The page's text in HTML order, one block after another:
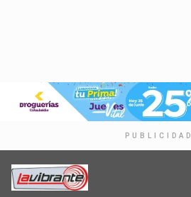
PUBLICIDAD